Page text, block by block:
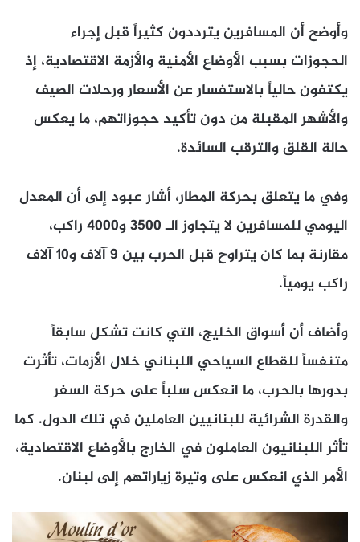
وأوضح أن المسافرين يترددون كثيراً قبل إجراء
الحجوزات بسبب الأوضاع الأمنية والأزمة الاقتصادية، إذ
يكتفون حالياً بالاستفسار عن الأسعار ورحلات الصيف
والأشهر المقبلة من دون تأكيد حجوزاتهم، ما يعكس
حالة القلق والترقب السائدة.
وفي ما يتعلق بحركة المطار، أشار عبود إلى أن المعدل
اليومي للمسافرين لا يتجاوز الـ 3500 و4000 راكب،
مقارنة بما كان يتراوح قبل الحرب بين 9 آلاف و10 آلاف
راكب يومياً.
وأضاف أن أسواق الخليج، التي كانت تشكل سابقاً
متنفساً للقطاع السياحي اللبناني خلال الأزمات، تأثرت
بدورها بالحرب، ما انعكس سلباً على حركة السفر
والقدرة الشرائية للبنانيين العاملين في تلك الدول. كما
تأثر اللبنانيون العاملون في الخارج بالأوضاع الاقتصادية،
الأمر الذي انعكس على وتيرة زياراتهم إلى لبنان.